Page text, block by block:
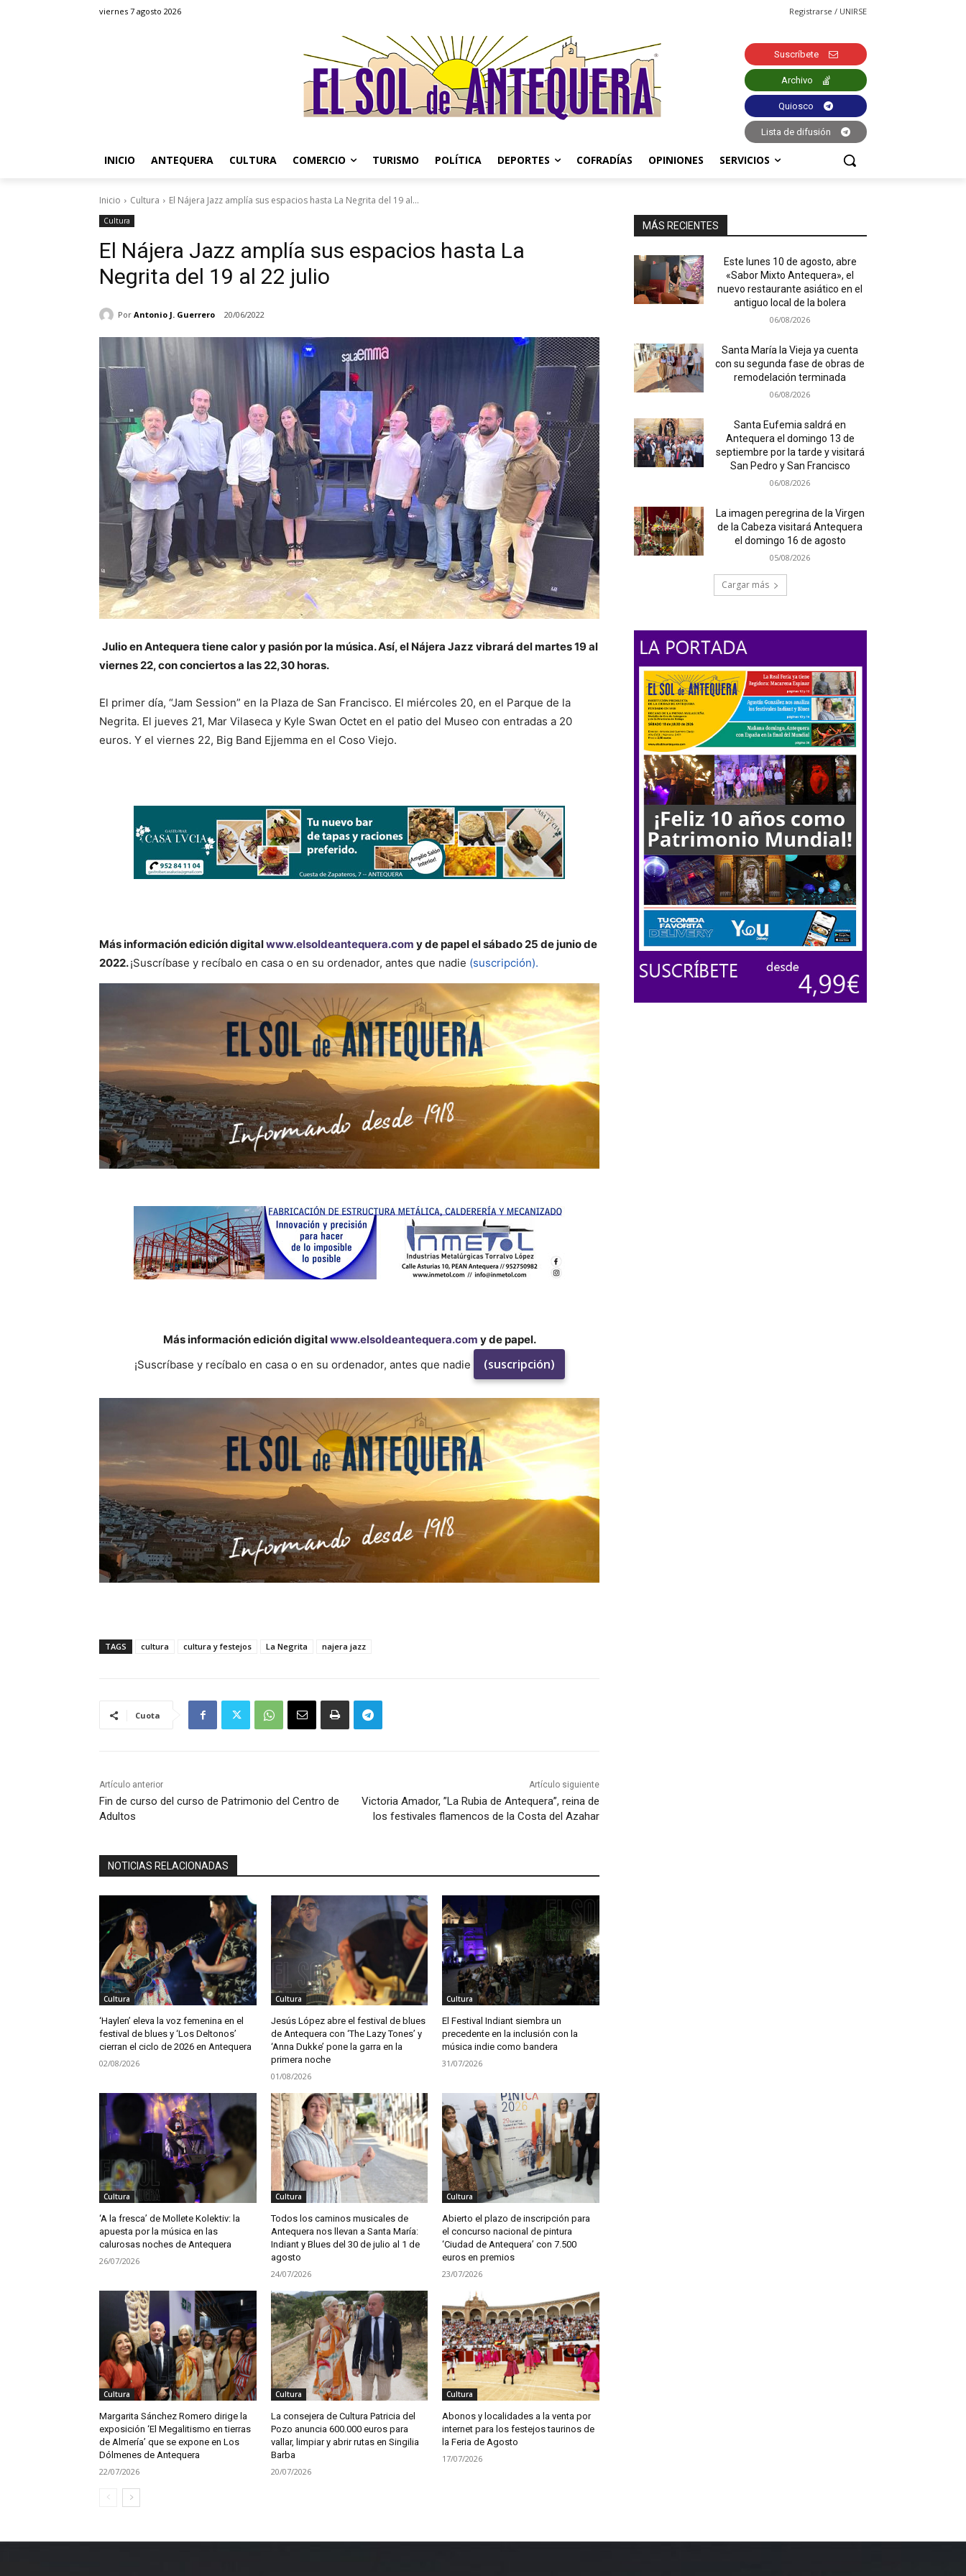
viernes 7 agosto 2026 Registrarse / UNIRSE
Suscríbete
Archivo
Quiosco
Lista de difusión
INICIO ANTEQUERA CULTURA COMERCIO TURISMO POLÍTICA DEPORTES COFRADÍAS OPINIONES SERVICIOS
Inicio Cultura El Nájera Jazz amplía sus espacios hasta La Negrita del 19 al...
Cultura
El Nájera Jazz amplía sus espacios hasta La
Negrita del 19 al 22 julio
Por Antonio J. Guerrero 20/06/2022
Julio en Antequera tiene calor y pasión por la música. Así, el Nájera Jazz vibrará del martes 19 al
viernes 22, con conciertos a las 22,30 horas.
El primer día, “Jam Session” en la Plaza de San Francisco. El miércoles 20, en el Parque de la
Negrita. El jueves 21, Mar Vilaseca y Kyle Swan Octet en el patio del Museo con entradas a 20
euros. Y el viernes 22, Big Band Ejjemma en el Coso Viejo.
Más informaciónedición digitalwww.elsoldeantequera.com y de papel el sábado 25 de junio de
2022.¡Suscríbase y recíbalo en casa o en su ordenador, antes que nadie (suscripción).
Más información edición digitalwww.elsoldeantequera.com y de papel.
¡Suscríbase y recíbalo en casa o en su ordenador, antes que nadie
(suscripción)
TAGS cultura cultura y festejos La Negrita najera jazz
Cuota
Artículo anterior
Fin de curso del curso de Patrimonio del Centro de
Adultos
Artículo siguiente
Victoria Amador, ”La Rubia de Antequera”, reina de
los festivales flamencos de la Costa del Azahar
NOTICIAS RELACIONADAS
Cultura
‘Haylen’ eleva la voz femenina en el
festival de blues y ‘Los Deltonos’
cierran el ciclo de 2026 en Antequera
02/08/2026
Cultura
Jesús López abre el festival de blues
de Antequera con ‘The Lazy Tones’ y
‘Anna Dukke’ pone la garra en la
primera noche
01/08/2026
Cultura
El Festival Indiant siembra un
precedente en la inclusión con la
música indie como bandera
31/07/2026
Cultura
‘A la fresca’ de Mollete Kolektiv: la
apuesta por la música en las
calurosas noches de Antequera
26/07/2026
Cultura
Todos los caminos musicales de
Antequera nos llevan a Santa María:
Indiant y Blues del 30 de julio al 1 de
agosto
24/07/2026
Cultura
Abierto el plazo de inscripción para
el concurso nacional de pintura
‘Ciudad de Antequera’ con 7.500
euros en premios
23/07/2026
Cultura
Margarita Sánchez Romero dirige la
exposición ‘El Megalitismo en tierras
de Almería’ que se expone en Los
Dólmenes de Antequera
22/07/2026
Cultura
La consejera de Cultura Patricia del
Pozo anuncia 600.000 euros para
vallar, limpiar y abrir rutas en Singilia
Barba
20/07/2026
Cultura
Abonos y localidades a la venta por
internet para los festejos taurinos de
la Feria de Agosto
17/07/2026
MÁS RECIENTES
Este lunes 10 de agosto, abre
«Sabor Mixto Antequera», el
nuevo restaurante asiático en el
antiguo local de la bolera
06/08/2026
Santa María la Vieja ya cuenta
con su segunda fase de obras de
remodelación terminada
06/08/2026
Santa Eufemia saldrá en
Antequera el domingo 13 de
septiembre por la tarde y visitará
San Pedro y San Francisco
06/08/2026
La imagen peregrina de la Virgen
de la Cabeza visitará Antequera
el domingo 16 de agosto
05/08/2026
Cargar más